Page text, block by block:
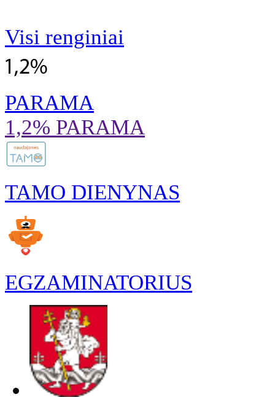
Visi renginiai
PARAMA
1,2% PARAMA
TAMO DIENYNAS
EGZAMINATORIUS